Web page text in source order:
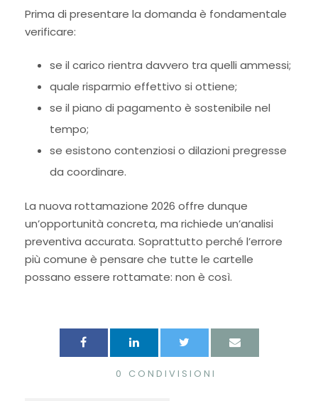
Prima di presentare la domanda è fondamentale
verificare:
se il carico rientra davvero tra quelli ammessi;
quale risparmio effettivo si ottiene;
se il piano di pagamento è sostenibile nel
tempo;
se esistono contenziosi o dilazioni pregresse
da coordinare.
La nuova rottamazione 2026 offre dunque
un’opportunità concreta, ma richiede un’analisi
preventiva accurata. Soprattutto perché l’errore
più comune è pensare che tutte le cartelle
possano essere rottamate: non è così.
0 CONDIVISIONI